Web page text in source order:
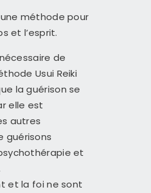
une méthode pour
et l’esprit.
de
Usui Reiki
la guérison se
elle est
autres
guérisons
et
et la foi ne sont